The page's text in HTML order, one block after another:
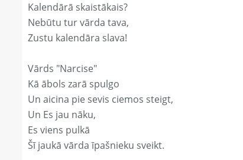
Kalendārā skaistākais?
Nebūtu tur vārda tava,
Zustu kalendāra slava!
Vārds "Narcise"
Kā ābols zarā spulgo
Un aicina pie sevis ciemos steigt,
Un Es jau nāku,
Es viens pulkā
Šī jaukā vārda īpašnieku sveikt.